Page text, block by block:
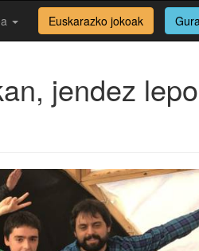
Euskarazko jokoak
jendez lepo